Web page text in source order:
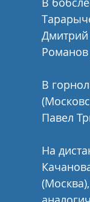
Дмитрий
В
Павел
На